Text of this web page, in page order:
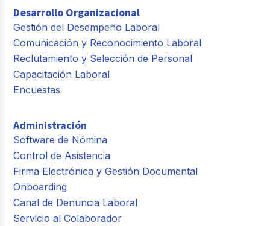
Desarrollo Organizacional
Gestión del Desempeño Laboral
Comunicación y Reconocimiento Laboral
Reclutamiento y Selección de Personal
Capacitación Laboral
Encuestas
Administración
Software de Nómina
Control de Asistencia
Firma Electrónica y Gestión Documental
Onboarding
Canal de Denuncia Laboral
Servicio al Colaborador